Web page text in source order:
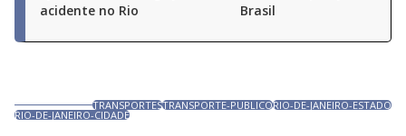
acidente no Rio
Brasil
TRANSPORTESTRANSPORTE-PUBLICORIO-DE-JANEIRO-ESTADO
RIO-DE-JANEIRO-CIDADE